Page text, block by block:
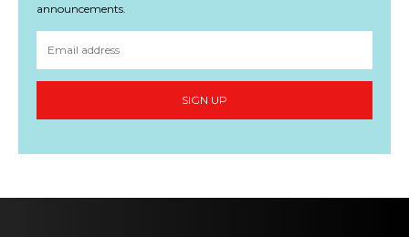
announcements.
SIGN UP